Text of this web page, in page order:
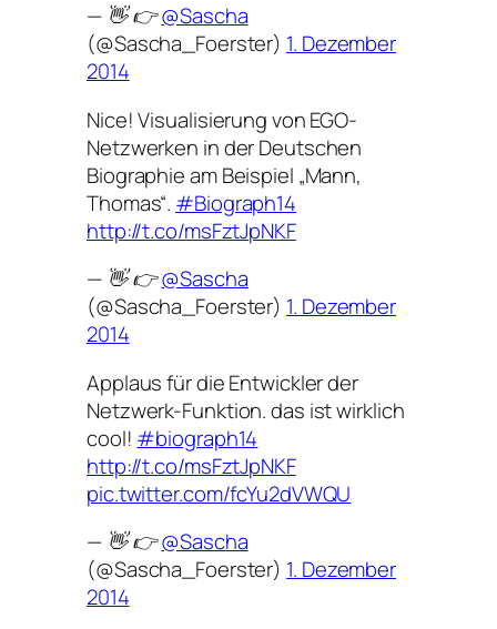
— 👋 👉@Sascha
(@Sascha_Foerster) 1. Dezember
2014
Nice! Visualisierung von EGO-
Netzwerken in der Deutschen
Biographie am Beispiel „Mann,
Thomas“. #Biograph14
http://t.co/msFztJpNKF
— 👋 👉@Sascha
(@Sascha_Foerster) 1. Dezember
2014
Applaus für die Entwickler der
Netzwerk-Funktion. das ist wirklich
cool! #biograph14
http://t.co/msFztJpNKF
pic.twitter.com/fcYu2dVWQU
— 👋 👉@Sascha
(@Sascha_Foerster) 1. Dezember
2014